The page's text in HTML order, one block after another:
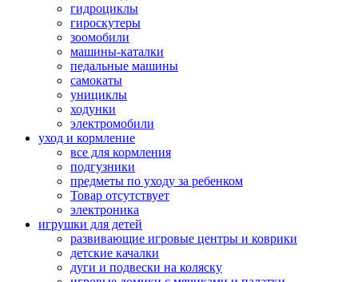
гидроциклы
гироскутеры
зоомобили
машины-каталки
педальные машины
самокаты
унициклы
ходунки
электромобили
уход и кормление
все для кормления
подгузники
предметы по уходу за ребенком
Товар отсутствует
электроника
игрушки для детей
развивающие игровые центры и коврики
детские качалки
дуги и подвески на коляску